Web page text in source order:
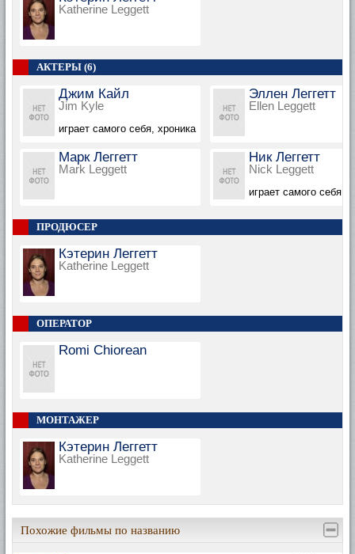
Katherine Leggett
АКТЕРЫ (6)
Джим Кайл
Jim Kyle
играет самого себя, хроника
Эллен Леггетт
Ellen Leggett
Марк Леггетт
Mark Leggett
Ник Леггетт
Nick Leggett
играет самого себя,
ПРОДЮСЕР
Кэтерин Леггетт
Katherine Leggett
ОПЕРАТОР
Romi Chiorean
МОНТАЖЕР
Кэтерин Леггетт
Katherine Leggett
Похожие фильмы по названию